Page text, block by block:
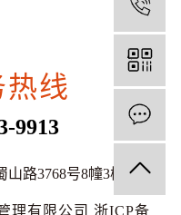
线
9913
路3768号8幢3楼
理有限公司 浙ICP备